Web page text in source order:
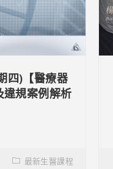
四)【醫療器
違規案例解析
最新生醫課程